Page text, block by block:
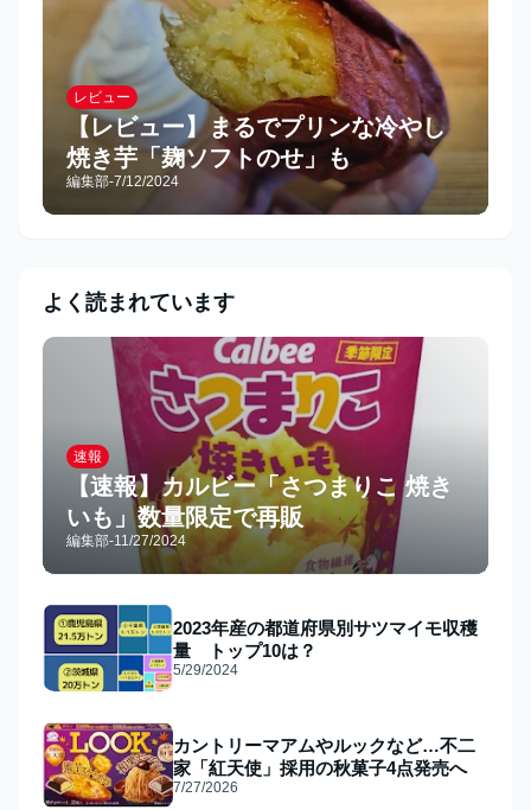
レビュー
【レビュー】まるでプリンな冷やし
焼き芋「麹ソフトのせ」も
編集部-7/12/2024
よく読まれています
速報
【速報】カルビー「さつまりこ 焼き
いも」数量限定で再販
編集部-11/27/2024
2023年産の都道府県別サツマイモ収穫
量 トップ10は？
5/29/2024
カントリーマアムやルックなど…不二
家「紅天使」採用の秋菓子4点発売へ
7/27/2026